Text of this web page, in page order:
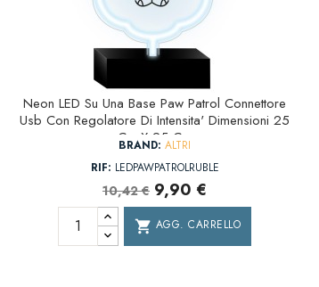
Neon LED Su Una Base Paw Patrol Connettore
Usb Con Regolatore Di Intensita' Dimensioni 25
Cm X 25 Cm
BRAND: ALTRI
RIF: LEDPAWPATROLRUBLE
10,42 € 9,90 €
shopping_cart AGG. CARRELLO